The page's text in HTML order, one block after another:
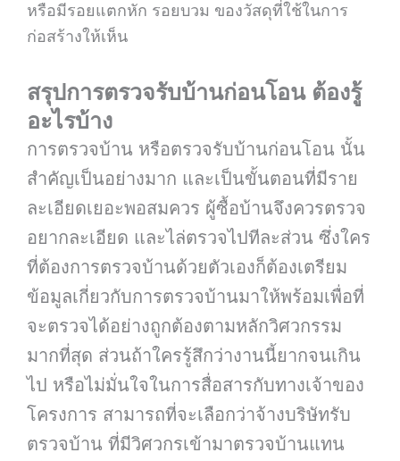
หรือมีรอยแตกหัก รอยบวม ของวัสดุที่ใช้ในการ
ก่อสร้างให้เห็น
สรุปการตรวจรับบ้านก่อนโอน ต้องรู้
อะไรบ้าง
การตรวจบ้าน หรือตรวจรับบ้านก่อนโอน นั้น
สำคัญเป็นอย่างมาก และเป็นขั้นตอนที่มีราย
ละเอียดเยอะพอสมควร ผู้ซื้อบ้านจึงควรตรวจ
อยากละเอียด และไล่ตรวจไปทีละส่วน ซึ่งใคร
ที่ต้องการตรวจบ้านด้วยตัวเองก็ต้องเตรียม
ข้อมูลเกี่ยวกับการตรวจบ้านมาให้พร้อมเพื่อที่
จะตรวจได้อย่างถูกต้องตามหลักวิศวกรรม
มากที่สุด ส่วนถ้าใครรู้สึกว่างานนี้ยากจนเกิน
ไป หรือไม่มั่นใจในการสื่อสารกับทางเจ้าของ
โครงการ สามารถที่จะเลือกว่าจ้างบริษัทรับ
ตรวจบ้าน ที่มีวิศวกรเข้ามาตรวจบ้านแทน